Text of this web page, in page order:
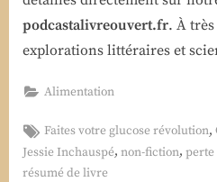
podcastalivreouvert.fr. À
explorations littéraires et
Alimentation
Tags:
Faites votre glucose révolution,
Jessie Inchauspé, non-fiction, perte
résumé de livre